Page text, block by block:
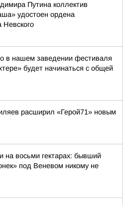
Путина коллектив
удостоен ордена
Невского
в нашем заведении фестиваля
будет начинаться с общей
расширил «Герой71» новым
на восьми гектарах: бывший
под Веневом никому не